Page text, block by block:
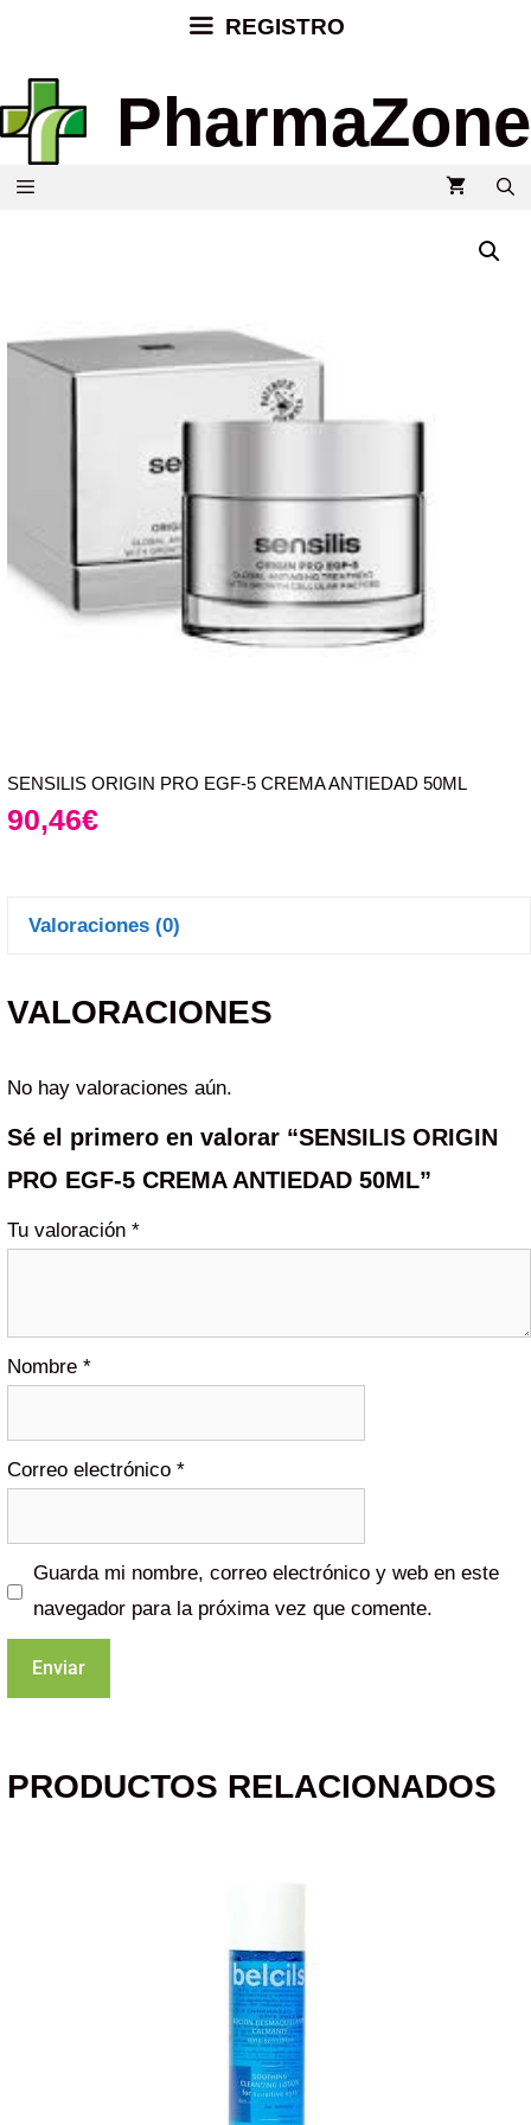
REGISTRO
PharmaZone
SENSILIS ORIGIN PRO EGF-5 CREMA ANTIEDAD 50ML
90,46€
Valoraciones (0)
VALORACIONES
No hay valoraciones aún.
Sé el primero en valorar “SENSILIS ORIGIN
PRO EGF-5 CREMA ANTIEDAD 50ML”
Tu valoración *
Nombre *
Correo electrónico *
Guarda mi nombre, correo electrónico y web en este
navegador para la próxima vez que comente.
PRODUCTOS RELACIONADOS